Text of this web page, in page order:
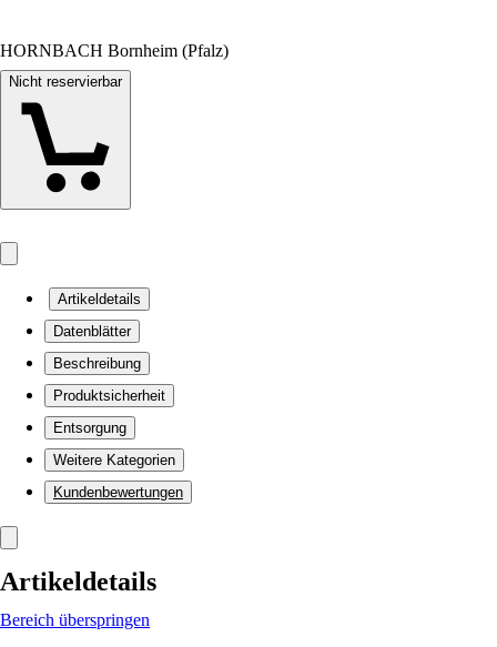
HORNBACH Bornheim (Pfalz)
Nicht reservierbar
Artikeldetails
Datenblätter
Beschreibung
Produktsicherheit
Entsorgung
Weitere Kategorien
Kundenbewertungen
Artikeldetails
Bereich überspringen